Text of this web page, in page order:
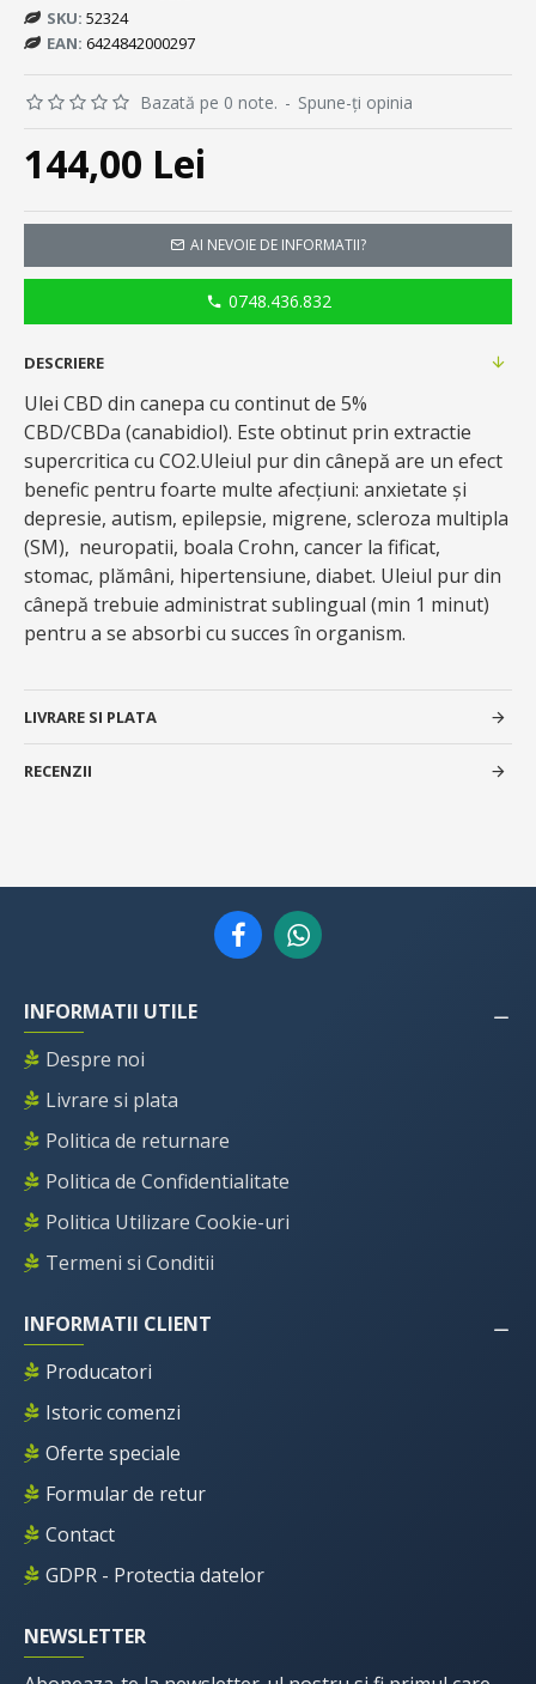
SKU: 52324
EAN: 6424842000297
Bazată pe 0 note. - Spune-ţi opinia
144,00 Lei
AI NEVOIE DE INFORMATII?
0748.436.832
DESCRIERE
Ulei CBD din canepa cu continut de 5%
CBD/CBDa (canabidiol). Este obtinut prin extractie
supercritica cu CO2.Uleiul pur din cânepă are un efect
benefic pentru foarte multe afecțiuni: anxietate și
depresie, autism, epilepsie, migrene, scleroza multipla
(SM), neuropatii, boala Crohn, cancer la fificat,
stomac, plămâni, hipertensiune, diabet. Uleiul pur din
cânepă trebuie administrat sublingual (min 1 minut)
pentru a se absorbi cu succes în organism.
LIVRARE SI PLATA
RECENZII
INFORMATII UTILE
Despre noi
Livrare si plata
Politica de returnare
Politica de Confidentialitate
Politica Utilizare Cookie-uri
Termeni si Conditii
INFORMATII CLIENT
Producatori
Istoric comenzi
Oferte speciale
Formular de retur
Contact
GDPR - Protectia datelor
NEWSLETTER